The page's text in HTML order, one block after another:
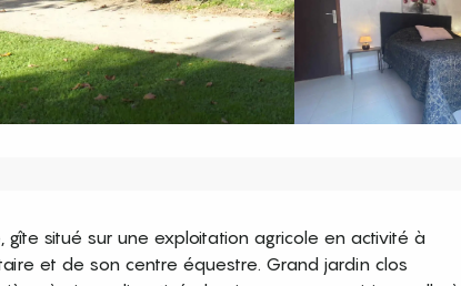
situé sur une exploitation agricole en activité à
et de son centre équestre. Grand jardin clos